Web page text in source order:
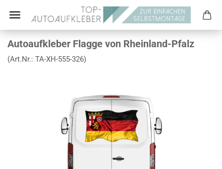
Autoaufkleber Flagge von Rheinland-Pfalz
(Art.Nr.: TA-XH-555-326)